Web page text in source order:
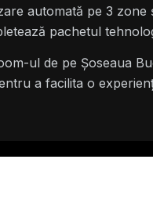
automată pe 3 zone
pachetul
ul de pe Șoseaua
a facilita o